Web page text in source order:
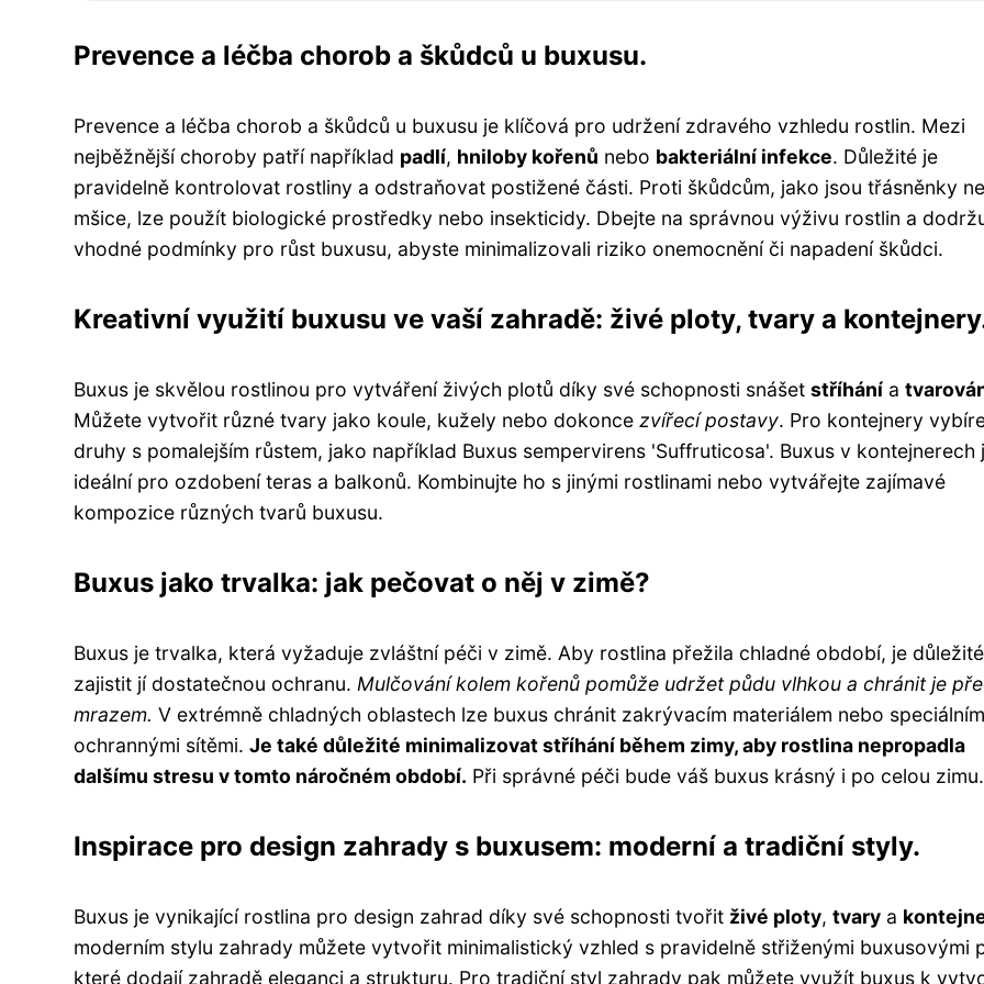
Prevence a léčba chorob a škůdců u buxusu.
Prevence a léčba chorob a škůdců u buxusu je klíčová pro udržení zdravého vzhledu rostlin. Mezi
nejběžnější choroby patří například padlí, hniloby kořenů nebo bakteriální infekce. Důležité je
pravidelně kontrolovat rostliny a odstraňovat postižené části. Proti škůdcům, jako jsou třásněnky
mšice, lze použít biologické prostředky nebo insekticidy. Dbejte na správnou výživu rostlin a
vhodné podmínky pro růst buxusu, abyste minimalizovali riziko onemocnění či napadení škůdci.
Kreativní využití buxusu ve vaší zahradě: živé ploty, tvary a
Buxus je skvělou rostlinou pro vytváření živých plotů díky své schopnosti snášet stříhání a
Můžete vytvořit různé tvary jako koule, kužely nebo dokonce zvířecí postavy. Pro kontejnery
druhy s pomalejším růstem, jako například Buxus sempervirens 'Suffruticosa'. Buxus v kontejnerech
ideální pro ozdobení teras a balkonů. Kombinujte ho s jinými rostlinami nebo vytvářejte zajímavé
kompozice různých tvarů buxusu.
Buxus jako trvalka: jak pečovat o něj v zimě?
Buxus je trvalka, která vyžaduje zvláštní péči v zimě. Aby rostlina přežila chladné období, je důležité
zajistit jí dostatečnou ochranu. Mulčování kolem kořenů pomůže udržet půdu vlhkou a chránit je
mrazem. V extrémně chladných oblastech lze buxus chránit zakrývacím materiálem nebo
ochrannými sítěmi. Je také důležité minimalizovat stříhání během zimy, aby rostlina nepropadla
dalšímu stresu v tomto náročném období. Při správné péči bude váš buxus krásný i po celou zimu.
Inspirace pro design zahrady s buxusem: moderní a tradiční styly.
Buxus je vynikající rostlina pro design zahrad díky své schopnosti tvořit živé ploty, tvary a
moderním stylu zahrady můžete vytvořit minimalistický vzhled s pravidelně střiženými buxusovými
které dodají zahradě eleganci a strukturu. Pro tradiční styl zahrady pak můžete využít buxus k